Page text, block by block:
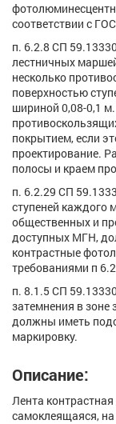
соответствии с
п. 6.2.8 СП
лестничных
несколько
поверхностью
шириной 0,08-0,1
покрытием, если
проектирование.
полосы и краем
п. 6.2.29 СП
ступеней каждого
общественных и
доступных МГН,
контрастные
требованиями п
п. 8.1.5 СП
затемнения в зоне
должны иметь
маркировку.
Описание:
Лента
самоклеящаяся,